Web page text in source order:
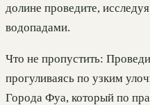
долине проведите,
водопадами.
Что не пропустить:
прогуливаясь по узким
Города Фуа, который по